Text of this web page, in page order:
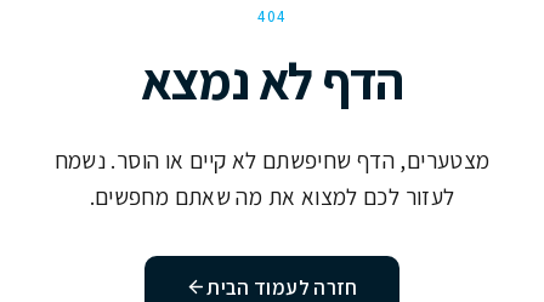
404
הדף לא נמצא
מצטערים, הדף שחיפשתם לא קיים או הוסר. נשמח
לעזור לכם למצוא את מה שאתם מחפשים.
חזרה לעמוד הבית